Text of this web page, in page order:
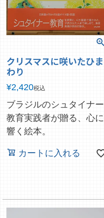
クリスマスに咲いたひま
わり
¥2,420税込
ブラジルのシュタイナー
教育実践者が贈る、心に
響く絵本。
カートに入れる